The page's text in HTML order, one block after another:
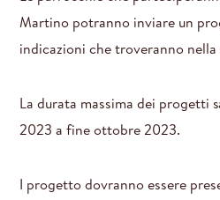
Martino potranno inviare un
indicazioni che troveranno
La durata massima dei progetti
2023 a fine ottobre 2023.
I progetto dovranno essere